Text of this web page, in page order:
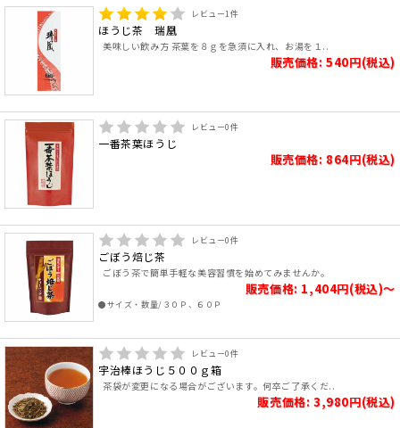
レビュー1件
ほうじ茶 瑞凰
美味しい飲み方 茶葉を８ｇを急須に入れ、お湯を１..
販売価格: 540円(税込)
レビュー0件
一番茶葉ほうじ
販売価格: 864円(税込)
レビュー0件
ごぼう焙じ茶
ごぼう茶で簡単手軽な美容習慣を始めてみませんか。
販売価格: 1,404円(税込)～
●サイズ・数量/３０Ｐ、６０Ｐ
レビュー0件
宇治棒ほうじ５００ｇ箱
茶袋が変更になる場合がございます。何卒ご了承くだ..
販売価格: 3,980円(税込)